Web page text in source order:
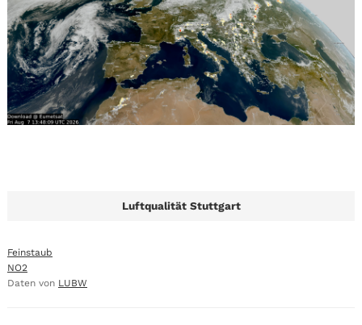
Luftqualität Stuttgart
Feinstaub
NO2
Daten von LUBW